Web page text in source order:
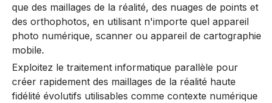
que des maillages de la réalité, des nuages de points et
des orthophotos, en utilisant n'importe quel appareil
photo numérique, scanner ou appareil de cartographie
mobile.
Exploitez le traitement informatique parallèle pour
créer rapidement des maillages de la réalité haute
fidélité évolutifs utilisables comme contexte numérique